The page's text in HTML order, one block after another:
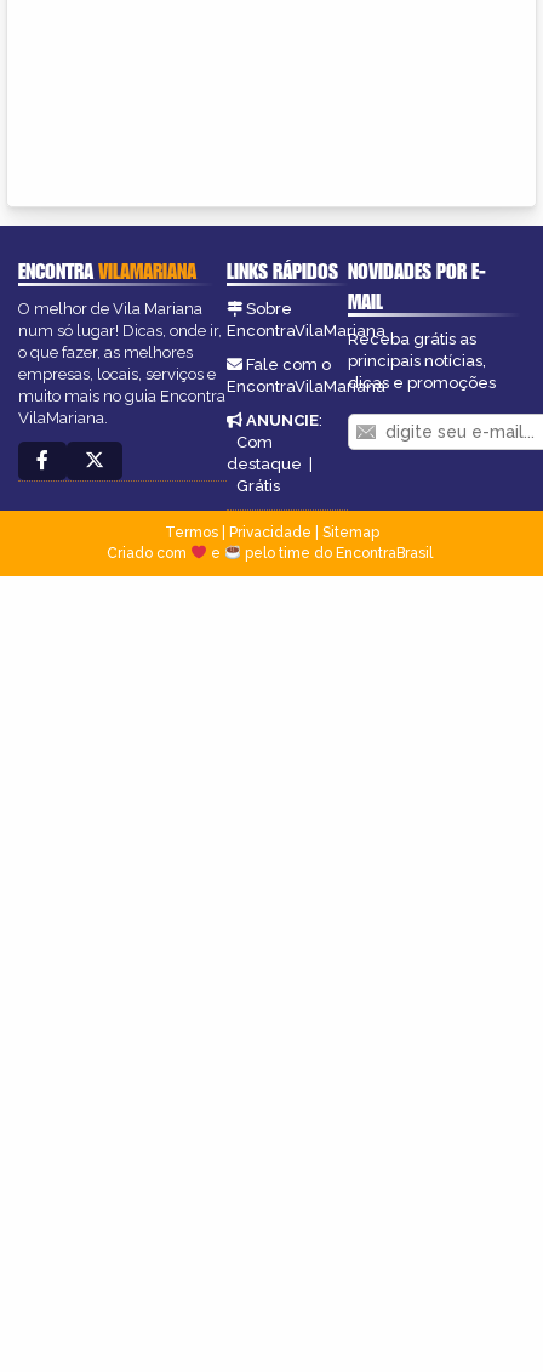
ENCONTRAVILAMARIANA
O melhor de Vila Mariana
num só lugar! Dicas, onde ir,
o que fazer, as melhores
empresas, locais, serviços e
muito mais no guia Encontra
VilaMariana.
LINKS RÁPIDOS
Sobre
EncontraVilaMariana
Fale com o
EncontraVilaMariana
ANUNCIE:
Com
destaque
Grátis
NOVIDADES POR E-
MAIL
Receba grátis as
principais notícias,
dicas e promoções
Termos| Privacidade
Sitemap
Criado com
e pelo time do EncontraBrasil